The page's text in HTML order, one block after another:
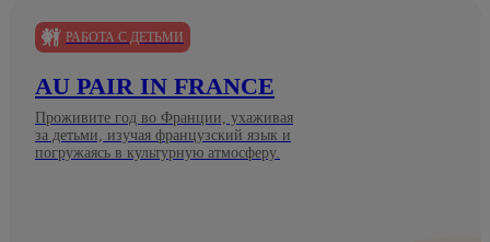
РАБОТА С ДЕТЬМИ
AU PAIR IN FRANCE
Проживите год во Франции, ухаживая
за детьми, изучая французский язык и
погружаясь в культурную атмосферу.